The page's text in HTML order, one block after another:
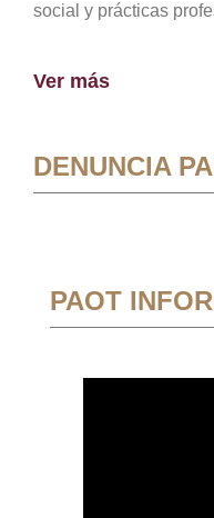
social y prácticas
Ver más
DENUNCIA
PAOT